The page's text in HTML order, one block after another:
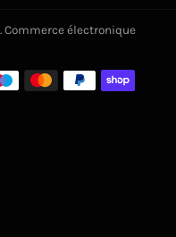
. Commerce électronique